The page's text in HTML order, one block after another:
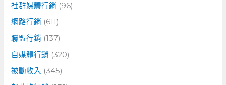
社群媒體行銷 (96)
網路行銷 (611)
聯盟行銷 (137)
自媒體行銷 (320)
被動收入 (345)